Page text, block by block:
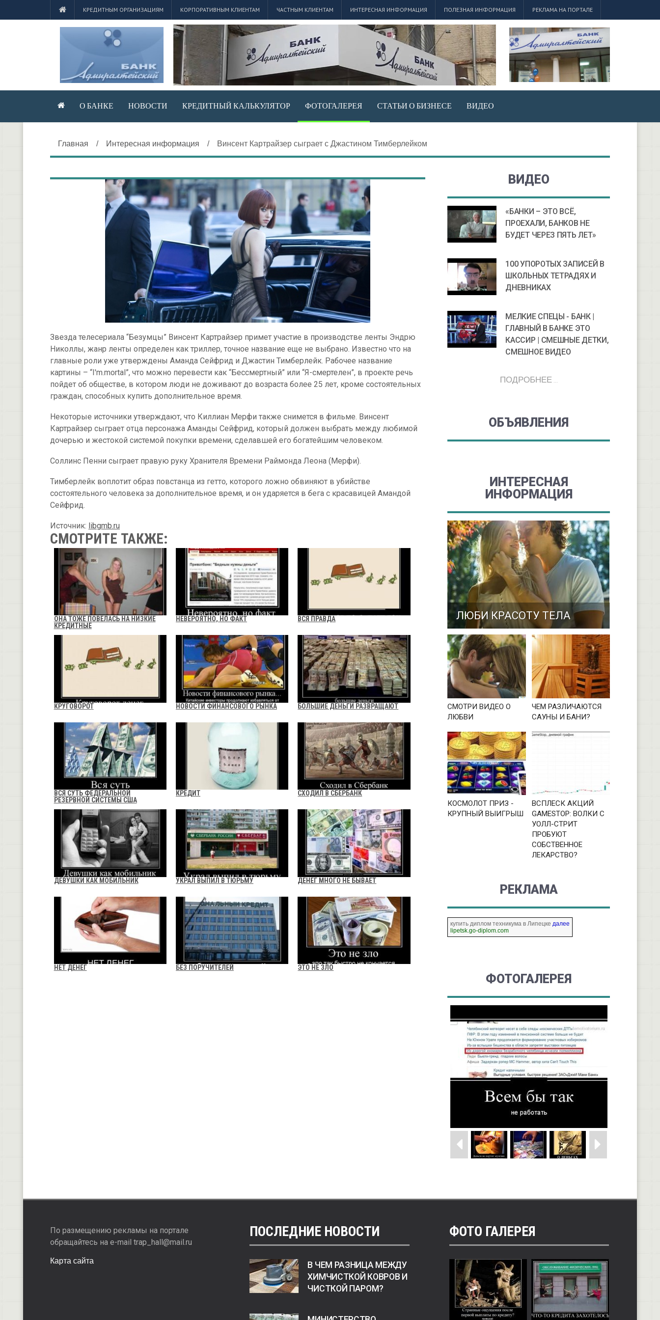
КРЕДИТНЫМ ОРГАНИЗАЦИЯМ КОРПОРАТИВНЫМ КЛИЕНТАМ ЧАСТНЫМ КЛИЕНТАМ ИНТЕРЕСНАЯ ИНФОРМАЦИЯ ПОЛЕЗНАЯ ИНФОРМАЦИЯ РЕКЛАМА НА ПОРТАЛЕ
О БАНКЕ НОВОСТИ КРЕДИТНЫЙ КАЛЬКУЛЯТОР ФОТОГАЛЕРЕЯ СТАТЬИ О БИЗНЕСЕ ВИДЕО
Главная / Интересная информация / Винсент Картрайзер сыграет с Джастином Тимберлейком
Звезда телесериала “Безумцы” Винсент Картрайзер примет участие в производстве ленты Эндрю
Николлы, жанр ленты определен как триллер, точное название еще не выбрано. Известно что на
главные роли уже утверждены Аманда Сейфрид и Джастин Тимберлейк. Рабочее название
картины – “I'm.mortal”, что можно перевести как “Бессмертный” или “Я-смертелен”, в проекте речь
пойдет об обществе, в котором люди не доживают до возраста более 25 лет, кроме состоятельных
граждан, способных купить дополнительное время.
Некоторые источники утверждают, что Киллиан Мерфи также снимется в фильме. Винсент
Картрайзер сыграет отца персонажа Аманды Сейфрид, который должен выбрать между любимой
дочерью и жестокой системой покупки времени, сделавшей его богатейшим человеком.
Соллинс Пенни сыграет правую руку Хранителя Времени Раймонда Леона (Мерфи).
Тимберлейк воплотит образ повстанца из гетто, которого ложно обвиняют в убийстве
состоятельного человека за дополнительное время, и он ударяется в бега с красавицей Амандой
Сейфрид.
Источник: libgmb.ru
СМОТРИТЕ ТАКЖЕ:
ОНА ТОЖЕ ПОВЕЛАСЬ НА НИЗКИЕ
КРЕДИТНЫЕ
НЕВЕРОЯТНО, НО ФАКТ ВСЯ ПРАВДА
КРУГОВОРОТ НОВОСТИ ФИНАНСОВОГО РЫНКА БОЛЬШИЕ ДЕНЬГИ РАЗВРАЩАЮТ
ВСЯ СУТЬ ФЕДЕРАЛЬНОЙ
РЕЗЕРВНОЙ СИСТЕМЫ США
КРЕДИТ СХОДИЛ В СБЕРБАНК
ДЕВУШКИ КАК МОБИЛЬНИК УКРАЛ ВЫПИЛ В ТЮРЬМУ ДЕНЕГ МНОГО НЕ БЫВАЕТ
НЕТ ДЕНЕГ БЕЗ ПОРУЧИТЕЛЕЙ ЭТО НЕ ЗЛО
ВИДЕО
«БАНКИ – ЭТО ВСЁ,
ПРОЕХАЛИ, БАНКОВ НЕ
БУДЕТ ЧЕРЕЗ ПЯТЬ ЛЕТ»
100 УПОРОТЫХ ЗАПИСЕЙ В
ШКОЛЬНЫХ ТЕТРАДЯХ И
ДНЕВНИКАХ
МЕЛКИЕ СПЕЦЫ - БАНК |
ГЛАВНЫЙ В БАНКЕ ЭТО
КАССИР | СМЕШНЫЕ ДЕТКИ,
СМЕШНОЕ ВИДЕО
ПОДРОБНЕЕ ...
ОБЪЯВЛЕНИЯ
ИНТЕРЕСНАЯ
ИНФОРМАЦИЯ
ЛЮБИ КРАСОТУ ТЕЛА
СМОТРИ ВИДЕО О
ЛЮБВИ
ЧЕМ РАЗЛИЧАЮТСЯ
САУНЫ И БАНИ?
КОСМОЛОТ ПРИЗ -
КРУПНЫЙ ВЫИГРЫШ
ВСПЛЕСК АКЦИЙ
GAMESTOP: ВОЛКИ С
УОЛЛ-СТРИТ
ПРОБУЮТ
СОБСТВЕННОЕ
ЛЕКАРСТВО?
РЕКЛАМА
купить диплом техникума в Липецкедалее
lipetsk.go-diplom.com
ФОТОГАЛЕРЕЯ
По размещению рекламы на портале
обращайтесь на e-mail trap_hall@mail.ru
Карта сайта
ПОСЛЕДНИЕ НОВОСТИ
В ЧЕМ РАЗНИЦА МЕЖДУ
ХИМЧИСТКОЙ КОВРОВ И
ЧИСТКОЙ ПАРОМ?
ФОТО ГАЛЕРЕЯ